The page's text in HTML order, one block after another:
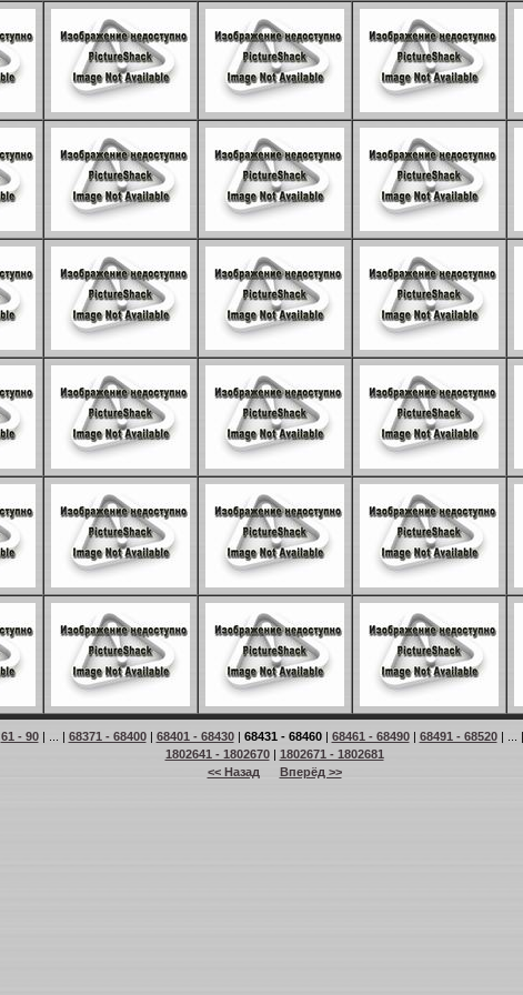
61 - 90| ... | 68371 - 68400| 68401 - 68430| 68431 - 68460| 68461 - 68490| 68491 - 68520| ...
1802641 - 1802670| 1802671 - 1802681
<< Назад
Вперёд >>